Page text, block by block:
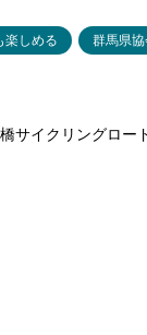
楽しめる 群馬県
サイクリングロー